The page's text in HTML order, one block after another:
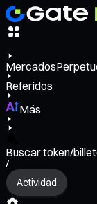
Mercados
Referidos
Más
Buscar token/
/
Actividad